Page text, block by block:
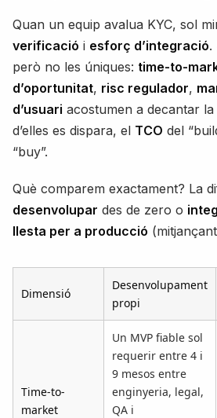
Quan un equip avalua KYC, sol
verificació i esforç d’integració.
però no les úniques: time-to-
d’oportunitat, risc regulador,
d’usuari acostumen a decantar
d’elles es dispara, el TCO del
“buy”.
Què comparem exactament? La
desenvolupar des de zero o
llesta per a producció
Dimensió
Desenvolupament
propi
Time-to-
market
Un MVP fiable sol
requerir entre 4 i
9 mesos entre
enginyeria, legal,
QA i